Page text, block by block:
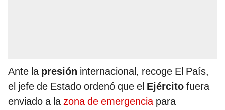
Ante la presión internacional, recoge El País,
el jefe de Estado ordenó que el Ejército fuera
enviado a lazona de emergenciapara